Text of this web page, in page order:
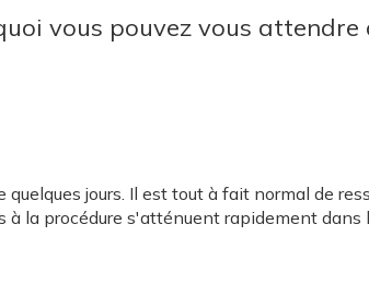
vous pouvez vous
quelques jours. Il est tout à fait normal de
la procédure s'atténuent rapidement dans